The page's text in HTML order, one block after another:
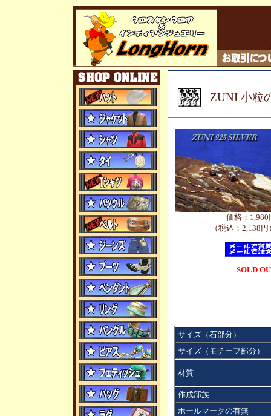
ZUNI 小粒
価格：1,980
（税込：2,138円
SOLD
サイズ（石部分）
サイズ（モチーフ部分）
材質
作成部族
ホールマークの有無